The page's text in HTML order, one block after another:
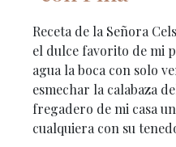
Receta de la Señora
el dulce favorito de mi
agua la boca con solo
esmechar la calabaza
fregadero de mi casa
cualquiera con su